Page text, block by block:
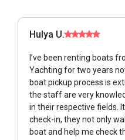
Hulya U.
I’ve been renting boats
Yachting for two years
boat pickup process is
the staff are very
in their respective fields. It’s great that during
check-in, they not only
boat and help me check